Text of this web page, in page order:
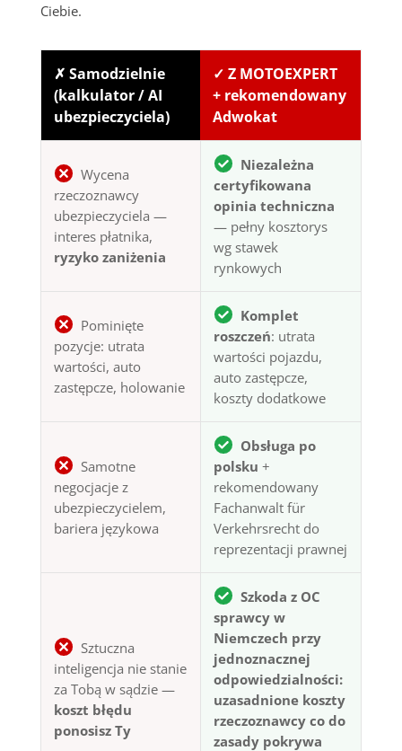
Ciebie.
✗ Samodzielnie
(kalkulator / AI
ubezpieczyciela)
✓ Z MOTOEXPERT
+ rekomendowany
Adwokat
Wycena
rzeczoznawcy
ubezpieczyciela —
interes płatnika,
ryzyko zaniżenia
Niezależna
certyfikowana
opinia techniczna
— pełny kosztorys
wg stawek
rynkowych
Pominięte
pozycje: utrata
wartości, auto
zastępcze, holowanie
Komplet
roszczeń: utrata
wartości pojazdu,
auto zastępcze,
koszty dodatkowe
Samotne
negocjacje z
ubezpieczycielem,
bariera językowa
Obsługa po
polsku +
rekomendowany
Fachanwalt für
Verkehrsrecht do
reprezentacji prawnej
Sztuczna
inteligencja nie stanie
za Tobą w sądzie —
koszt błędu
ponosisz Ty
Szkoda z OC
sprawcy w
Niemczech przy
jednoznacznej
odpowiedzialności:
uzasadnione koszty
rzeczoznawcy co do
zasady pokrywa